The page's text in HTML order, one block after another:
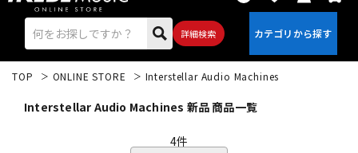
詳細検索
TOP ONLINE STORE Interstellar Audio Machines
Interstellar Audio Machines 新品 商品一覧
4件